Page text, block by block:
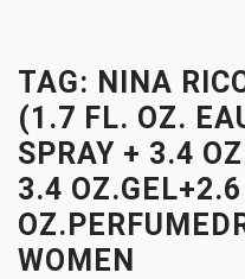
TAG: NINA
(1.7 FL. OZ.
SPRAY + 3.4
3.4 OZ.GEL+2.6
WOMEN